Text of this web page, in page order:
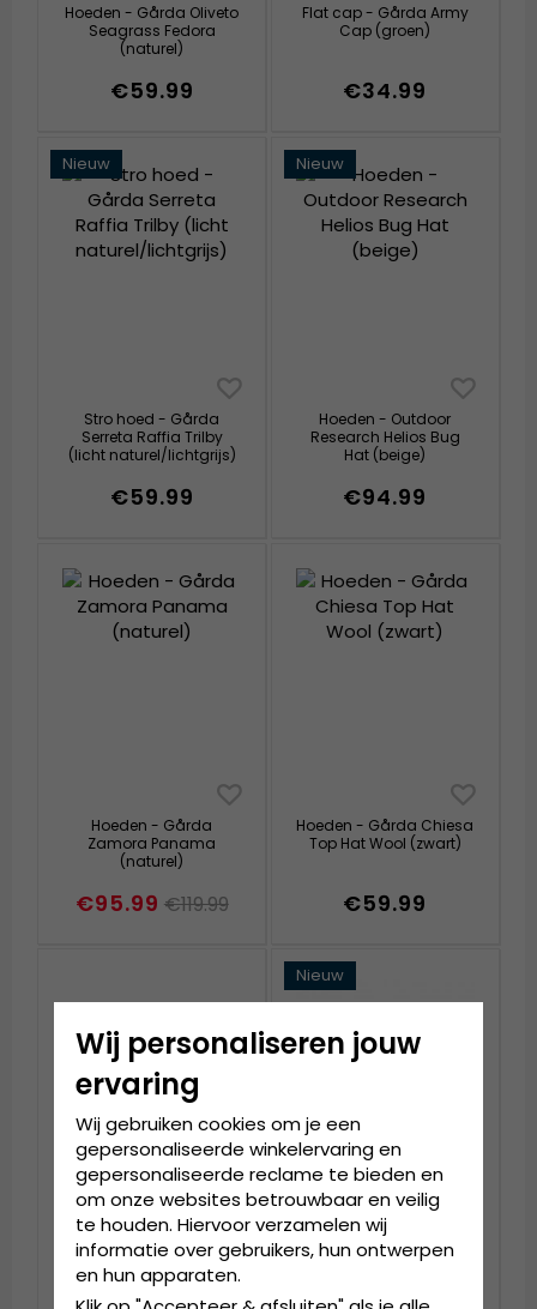
Hoeden - Gårda Oliveto
Seagrass Fedora
(naturel)
€59.99
Flat cap - Gårda Army
Cap (groen)
€34.99
Nieuw
Stro hoed - Gårda
Serreta Raffia Trilby
(licht naturel/lichtgrijs)
€59.99
Nieuw
Hoeden - Outdoor
Research Helios Bug
Hat (beige)
€94.99
Hoeden - Gårda
Zamora Panama
(naturel)
€95.99 €119.99
Hoeden - Gårda Chiesa
Top Hat Wool (zwart)
€59.99
Hoeden - Gårda
Sawyer Bucket Hat
(gebroken wit)
Nieuw
Hoeden - Gårda
Volterra Fedora Wool
Hat (donkerbruin)
Wij personaliseren jouw
ervaring
Wij gebruiken cookies om je een
gepersonaliseerde winkelervaring en
gepersonaliseerde reclame te bieden en
om onze websites betrouwbaar en veilig
te houden. Hiervoor verzamelen wij
informatie over gebruikers, hun ontwerpen
en hun apparaten.